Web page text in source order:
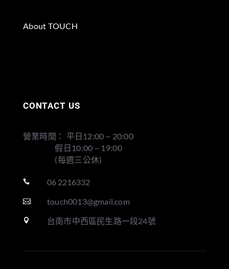
About TOUCH
CONTACT US
營業時間： 平日12:00 ~ 20:00
假日10:00 ~ 19:00
(每週三公休)
 06 2216332
 touch0013@gmail.com
 台南市中西區民生路一段24號